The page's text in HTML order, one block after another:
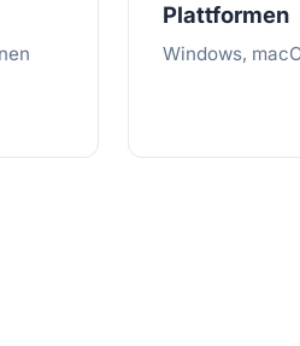
Plattformen
Windows,